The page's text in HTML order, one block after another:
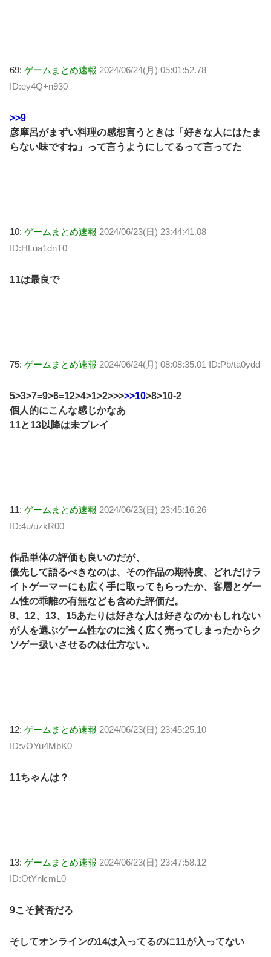
69: ゲームまとめ速報 2024/06/24(月) 05:01:52.78
ID:ey4Q+n930
>>9
彦摩呂がまずい料理の感想言うときは「好きな人にはたま
らない味ですね」って言うようにしてるって言ってた
10: ゲームまとめ速報 2024/06/23(日) 23:44:41.08
ID:HLua1dnT0
11は最良で
75: ゲームまとめ速報 2024/06/24(月) 08:08:35.01 ID:Pb/ta0ydd
5>3>7=9>6=12>4>1>2>>>>>10>8>10-2
個人的にこんな感じかなあ
11と13以降は未プレイ
11: ゲームまとめ速報 2024/06/23(日) 23:45:16.26
ID:4u/uzkR00
作品単体の評価も良いのだが、
優先して語るべきなのは、その作品の期待度、どれだけラ
イトゲーマーにも広く手に取ってもらったか、客層とゲー
ム性の乖離の有無なども含めた評価だ。
8、12、13、15あたりは好きな人は好きなのかもしれない
が人を選ぶゲーム性なのに浅く広く売ってしまったからク
ソゲー扱いさせるのは仕方ない。
12: ゲームまとめ速報 2024/06/23(日) 23:45:25.10
ID:vOYu4MbK0
11ちゃんは？
13: ゲームまとめ速報 2024/06/23(日) 23:47:58.12
ID:OtYnlcmL0
9こそ賛否だろ
そしてオンラインの14は入ってるのに11が入ってない